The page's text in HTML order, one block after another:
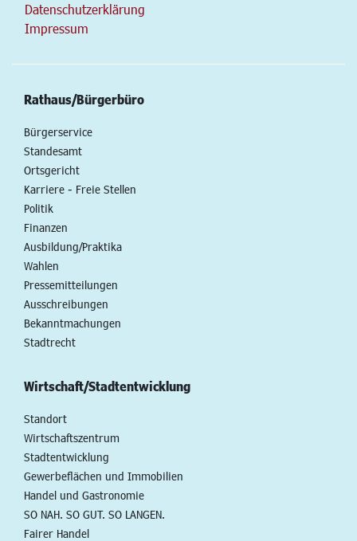
Datenschutzerklärung
Impressum
Rathaus/Bürgerbüro
Bürgerservice
Standesamt
Ortsgericht
Karriere - Freie Stellen
Politik
Finanzen
Ausbildung/Praktika
Wahlen
Pressemitteilungen
Ausschreibungen
Bekanntmachungen
Stadtrecht
Wirtschaft/Stadtentwicklung
Standort
Wirtschaftszentrum
Stadtentwicklung
Gewerbeflächen und Immobilien
Handel und Gastronomie
SO NAH. SO GUT. SO LANGEN.
Fairer Handel